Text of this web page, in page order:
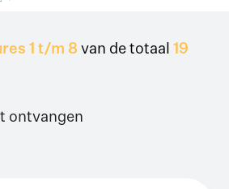
1 t/m 8 van de totaal 19
ontvangen